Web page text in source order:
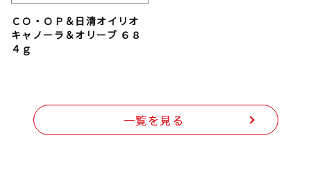
ＣＯ・ＯＰ＆日清オイリオ
キャノーラ＆オリーブ ６８
４ｇ
一覧を見る